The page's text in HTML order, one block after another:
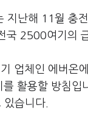
지난해 11월 충
국 2500여기의
업체인 에버온
활용할 방침입
습니다.